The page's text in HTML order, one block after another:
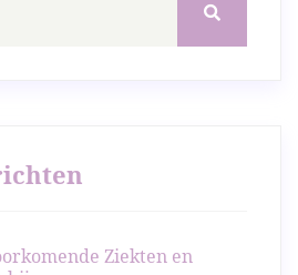
Ziekten en